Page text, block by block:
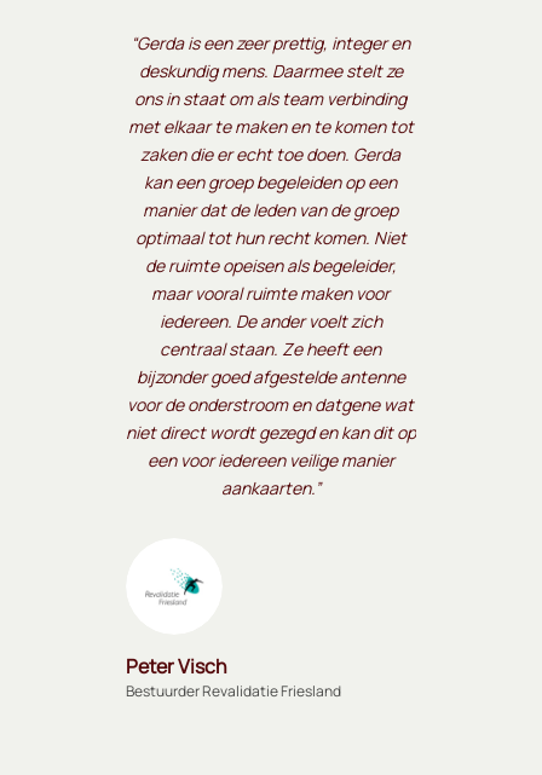
“Gerda is een zeer prettig, integer en
deskundig mens. Daarmee stelt ze
ons in staat om als team verbinding
met elkaar te maken en te komen tot
zaken die er echt toe doen. Gerda
kan een groep begeleiden op een
manier dat de leden van de groep
optimaal tot hun recht komen. Niet
de ruimte opeisen als begeleider,
maar vooral ruimte maken voor
iedereen. De ander voelt zich
centraal staan. Ze heeft een
bijzonder goed afgestelde antenne
voor de onderstroom en datgene wat
niet direct wordt gezegd en kan dit op
een voor iedereen veilige manier
aankaarten.”
Peter Visch
Bestuurder Revalidatie Friesland